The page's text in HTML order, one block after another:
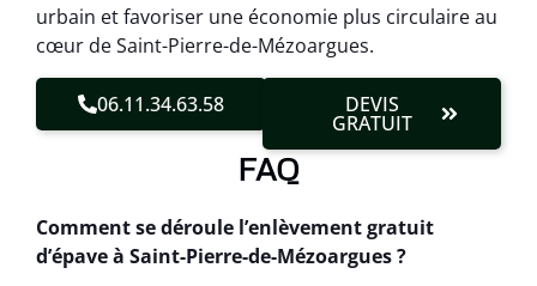
urbain et favoriser une économie plus circulaire au
cœur de Saint-Pierre-de-Mézoargues.
06.11.34.63.58 DEVIS
GRATUIT
FAQ
Comment se déroule l’enlèvement gratuit
d’épave à Saint-Pierre-de-Mézoargues ?